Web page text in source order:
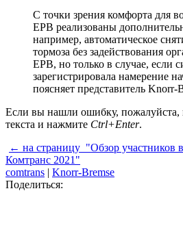
С точки зрения комфорта для
EPB реализованы
например, автоматическое
тормоза без задействования
EPB, но только в случае, если
зарегистрировала намерение
поясняет представитель Knorr-
Если вы нашли ошибку, пожалуйста,
текста и нажмите Ctrl+Enter.
← на страницу "Обзор участников
Комтранс 2021"
comtrans | Knorr-Bremse
Поделиться: